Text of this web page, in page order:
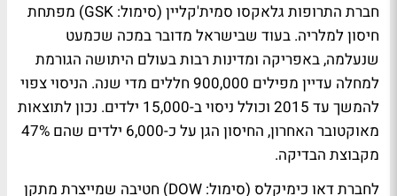
חברת התרופות גלאקסו סמית'קליין (סימול: GSK) מפתחת
חיסון למלריה. בעוד שבישראל מדובר במכה שכמעט
שנעלמה, באפריקה ומדינות רבות בעולם היתושה הגורמת
למחלה עדיין מפילים 900,000 חללים מדי שנה. הניסוי צפוי
להמשך עד 2015 וכולל ניסוי ב-15,000 ילדים. נכון לתוצאות
מאוקטובר האחרון, החיסון הגן על כ-6,000 ילדים שהם 47%
מקבוצת הבדיקה.
לחברת דאו כימיקלס (סימול: DOW) חטיבה שמייצרת מתקן